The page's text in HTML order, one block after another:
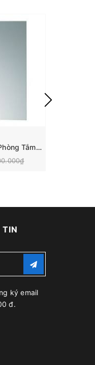
Gương Tráng Bạc Phòng Tắm Inax KF-4560VA
ký email
đ.